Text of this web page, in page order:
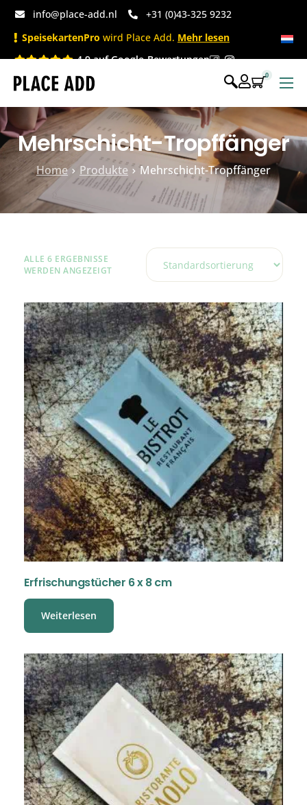
info@place-add.nl
+31 (0)43-325 9232
SpeisekartenPro wird Place Add. Mehr lesen
4.9 auf Google-Bewertungen
Speisekarten
Bedruckte Einwegartikel
Einwegartikel Shop
Tischaccessoires & Co
0
Mehrschicht-Tropffänger
Home Produkte Mehrschicht-Tropffänger
ALLE 6 ERGEBNISSE
WERDEN ANGEZEIGT
Erfrischungstücher 6 x 8 cm
Weiterlesen